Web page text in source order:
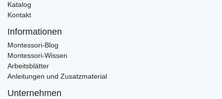
Katalog
Kontakt
Informationen
Montessori-Blog
Montessori-Wissen
Arbeitsblätter
Anleitungen und Zusatzmaterial
Unternehmen